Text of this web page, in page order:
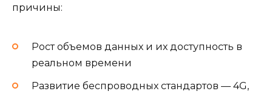
причины:
Рост объемов данных и их доступность в
реальном времени
Развитие беспроводных стандартов — 4G,